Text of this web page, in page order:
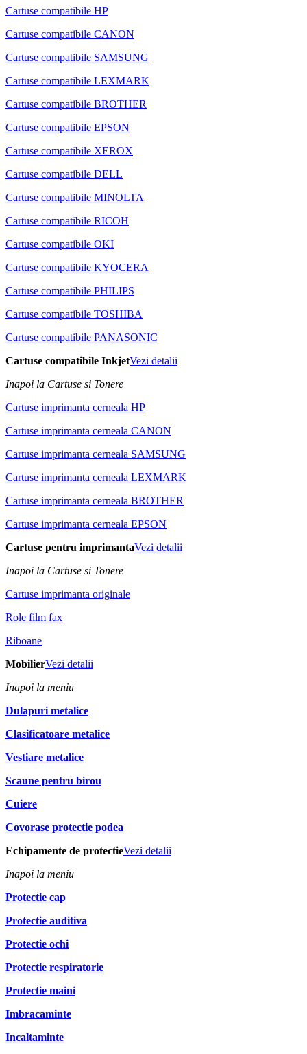
Cartuse compatibile HP
Cartuse compatibile CANON
Cartuse compatibile SAMSUNG
Cartuse compatibile LEXMARK
Cartuse compatibile BROTHER
Cartuse compatibile EPSON
Cartuse compatibile XEROX
Cartuse compatibile DELL
Cartuse compatibile MINOLTA
Cartuse compatibile RICOH
Cartuse compatibile OKI
Cartuse compatibile KYOCERA
Cartuse compatibile PHILIPS
Cartuse compatibile TOSHIBA
Cartuse compatibile PANASONIC
Cartuse compatibile InkjetVezi detalii
Inapoi la Cartuse si Tonere
Cartuse imprimanta cerneala HP
Cartuse imprimanta cerneala CANON
Cartuse imprimanta cerneala SAMSUNG
Cartuse imprimanta cerneala LEXMARK
Cartuse imprimanta cerneala BROTHER
Cartuse imprimanta cerneala EPSON
Cartuse pentru imprimantaVezi detalii
Inapoi la Cartuse si Tonere
Cartuse imprimanta originale
Role film fax
Riboane
MobilierVezi detalii
Inapoi la meniu
Dulapuri metalice
Clasificatoare metalice
Vestiare metalice
Scaune pentru birou
Cuiere
Covorase protectie podea
Echipamente de protectieVezi detalii
Inapoi la meniu
Protectie cap
Protectie auditiva
Protectie ochi
Protectie respiratorie
Protectie maini
Imbracaminte
Incaltaminte